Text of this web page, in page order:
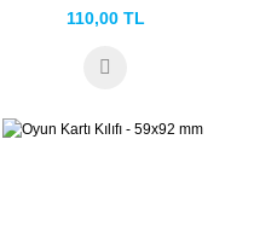
110,00 TL